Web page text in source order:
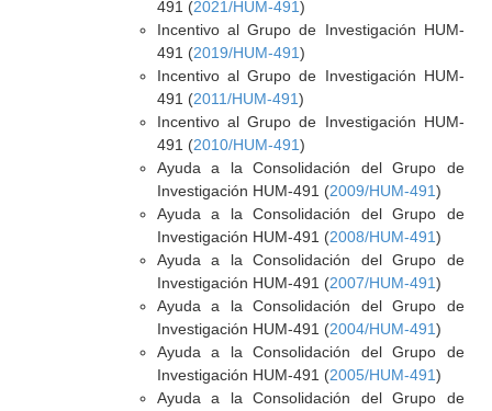
491 (2021/HUM-491)
Incentivo al Grupo de Investigación HUM-
491 (2019/HUM-491)
Incentivo al Grupo de Investigación HUM-
491 (2011/HUM-491)
Incentivo al Grupo de Investigación HUM-
491 (2010/HUM-491)
Ayuda a la Consolidación del Grupo de
Investigación HUM-491 (2009/HUM-491)
Ayuda a la Consolidación del Grupo de
Investigación HUM-491 (2008/HUM-491)
Ayuda a la Consolidación del Grupo de
Investigación HUM-491 (2007/HUM-491)
Ayuda a la Consolidación del Grupo de
Investigación HUM-491 (2004/HUM-491)
Ayuda a la Consolidación del Grupo de
Investigación HUM-491 (2005/HUM-491)
Ayuda a la Consolidación del Grupo de